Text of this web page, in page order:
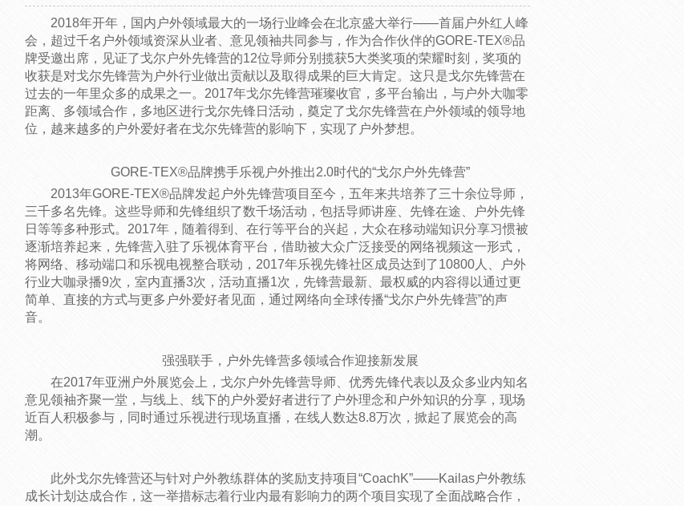
2018年开年，国内户外领域最大的一场行业峰会在北京盛大举行——首届户外红人峰
会，超过千名户外领域资深从业者、意见领袖共同参与，作为合作伙伴的GORE-TEX®品
牌受邀出席，见证了戈尔户外先锋营的12位导师分别揽获5大类奖项的荣耀时刻，奖项的
收获是对戈尔先锋营为户外行业做出贡献以及取得成果的巨大肯定。这只是戈尔先锋营在
过去的一年里众多的成果之一。2017年戈尔先锋营璀璨收官，多平台输出，与户外大咖零
距离、多领域合作，多地区进行戈尔先锋日活动，奠定了戈尔先锋营在户外领域的领导地
位，越来越多的户外爱好者在戈尔先锋营的影响下，实现了户外梦想。
GORE-TEX®品牌携手乐视户外推出2.0时代的“戈尔户外先锋营”
2013年GORE-TEX®品牌发起户外先锋营项目至今，五年来共培养了三十余位导师，
三千多名先锋。这些导师和先锋组织了数千场活动，包括导师讲座、先锋在途、户外先锋
日等等多种形式。2017年，随着得到、在行等平台的兴起，大众在移动端知识分享习惯被
逐渐培养起来，先锋营入驻了乐视体育平台，借助被大众广泛接受的网络视频这一形式，
将网络、移动端口和乐视电视整合联动，2017年乐视先锋社区成员达到了10800人、户外
行业大咖录播9次，室内直播3次，活动直播1次，先锋营最新、最权威的内容得以通过更
简单、直接的方式与更多户外爱好者见面，通过网络向全球传播“戈尔户外先锋营”的声
音。
强强联手，户外先锋营多领域合作迎接新发展
在2017年亚洲户外展览会上，戈尔户外先锋营导师、优秀先锋代表以及众多业内知名
意见领袖齐聚一堂，与线上、线下的户外爱好者进行了户外理念和户外知识的分享，现场
近百人积极参与，同时通过乐视进行现场直播，在线人数达8.8万次，掀起了展览会的高
潮。
此外戈尔先锋营还与针对户外教练群体的奖励支持项目“CoachK”——Kailas户外教练
成长计划达成合作，这一举措标志着行业内最有影响力的两个项目实现了全面战略合作，